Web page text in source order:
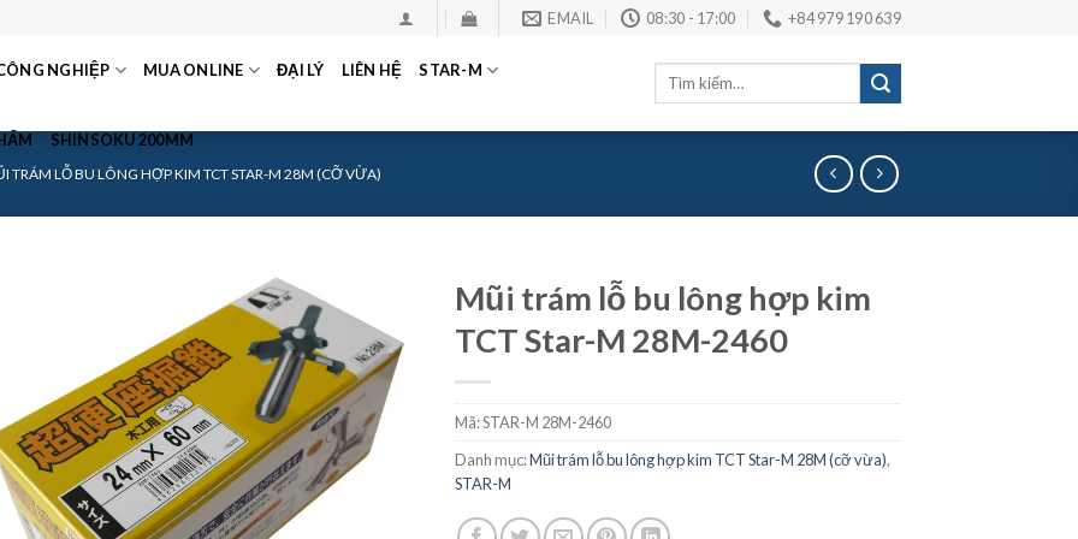
EMAIL 08:30 - 17:00 +84 979 190 639
NGHIỆP MUA ONLINE ĐẠI LÝ LIÊN HỆ STAR-M
SHINSOKU 200MM
Tìm
TRÁM LỖ BU LÔNG HỢP KIM TCT STAR-M 28M (CỠ VỪA)
Mũi trám lỗ bu lông hợp kim
TCT Star-M 28M-2460
Mã:STAR-M 28M-2460
Danh mục:Mũi trám lỗ bu lông hợp kim TCT Star-M 28M (cỡ vừa),
STAR-M